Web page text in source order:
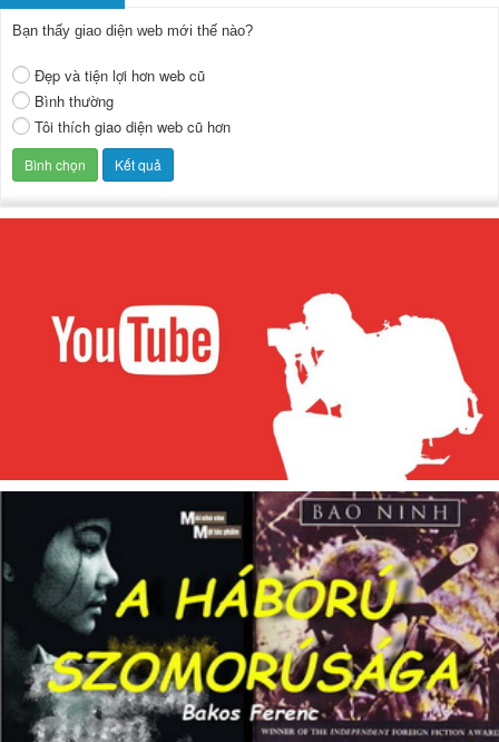
Bạn thấy giao diện web mới thế nào?
Đẹp và tiện lợi hơn web cũ
Bình thường
Tôi thích giao diện web cũ hơn